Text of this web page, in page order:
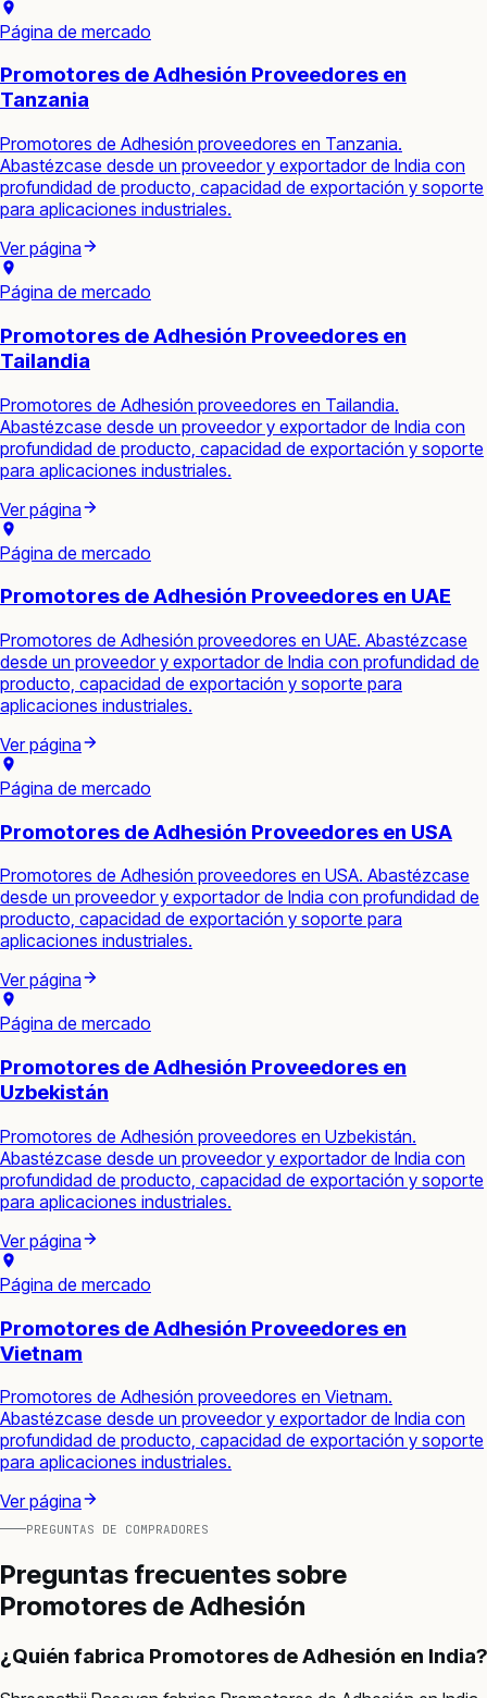
Página de mercado
Promotores de Adhesión Proveedores en
Tanzania
Promotores de Adhesión proveedores en Tanzania.
Abastézcase desde un proveedor y exportador de India con
profundidad de producto, capacidad de exportación y soporte
para aplicaciones industriales.
Ver página
Página de mercado
Promotores de Adhesión Proveedores en
Tailandia
Promotores de Adhesión proveedores en Tailandia.
Abastézcase desde un proveedor y exportador de India con
profundidad de producto, capacidad de exportación y soporte
para aplicaciones industriales.
Ver página
Página de mercado
Promotores de Adhesión Proveedores en UAE
Promotores de Adhesión proveedores en UAE. Abastézcase
desde un proveedor y exportador de India con profundidad de
producto, capacidad de exportación y soporte para
aplicaciones industriales.
Ver página
Página de mercado
Promotores de Adhesión Proveedores en USA
Promotores de Adhesión proveedores en USA. Abastézcase
desde un proveedor y exportador de India con profundidad de
producto, capacidad de exportación y soporte para
aplicaciones industriales.
Ver página
Página de mercado
Promotores de Adhesión Proveedores en
Uzbekistán
Promotores de Adhesión proveedores en Uzbekistán.
Abastézcase desde un proveedor y exportador de India con
profundidad de producto, capacidad de exportación y soporte
para aplicaciones industriales.
Ver página
Página de mercado
Promotores de Adhesión Proveedores en
Vietnam
Promotores de Adhesión proveedores en Vietnam.
Abastézcase desde un proveedor y exportador de India con
profundidad de producto, capacidad de exportación y soporte
para aplicaciones industriales.
Ver página
PREGUNTAS DE COMPRADORES
Preguntas frecuentes sobre
Promotores de Adhesión
¿Quién fabrica Promotores de Adhesión en India?